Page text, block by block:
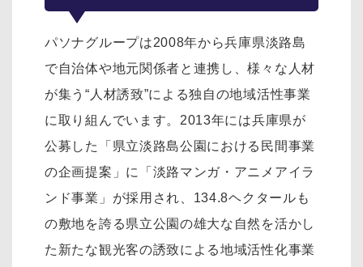
パソナグループは2008年から兵庫県淡路島
で自治体や地元関係者と連携し、様々な人材
が集う“人材誘致”による独自の地域活性事業
に取り組んでいます。2013年には兵庫県が
公募した「県立淡路島公園における民間事業
の企画提案」に「淡路マンガ・アニメアイラ
ンド事業」が採用され、134.8ヘクタールも
の敷地を誇る県立公園の雄大な自然を活かし
た新たな観光客の誘致による地域活性化事業